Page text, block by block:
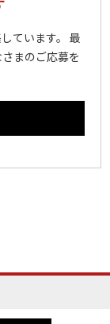
ています。 最
まのご応募を